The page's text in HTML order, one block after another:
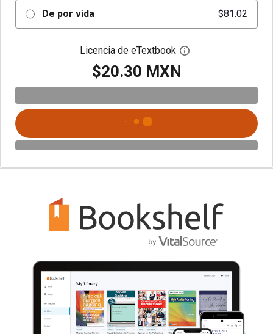
De por vida $81.02
Licencia de eTextbook Abre el cuadro de
$20.30 MXN